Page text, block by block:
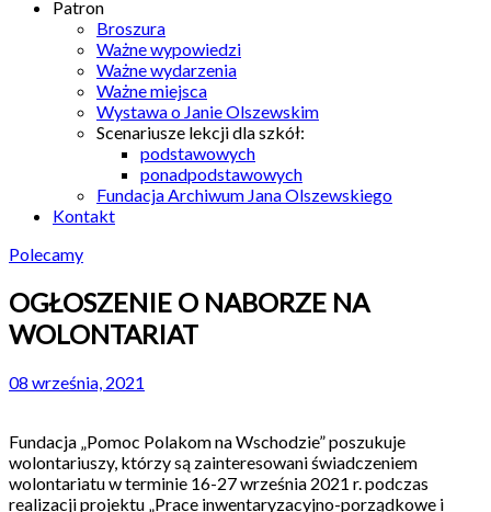
Patron
Broszura
Ważne wypowiedzi
Ważne wydarzenia
Ważne miejsca
Wystawa o Janie Olszewskim
Scenariusze lekcji dla szkół:
podstawowych
ponadpodstawowych
Fundacja Archiwum Jana Olszewskiego
Kontakt
Polecamy
OGŁOSZENIE O NABORZE NA
WOLONTARIAT
08 września, 2021
Fundacja „Pomoc Polakom na Wschodzie” poszukuje
wolontariuszy, którzy są zainteresowani świadczeniem
wolontariatu w terminie 16-27 września 2021 r. podczas
realizacji projektu „Prace inwentaryzacyjno-porządkowe i